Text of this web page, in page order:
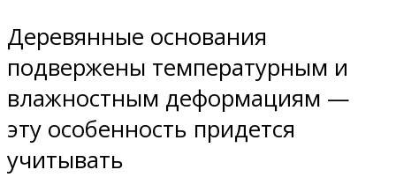
Деревянные основания
подвержены температурным и
влажностным деформациям —
эту особенность придется
учитывать